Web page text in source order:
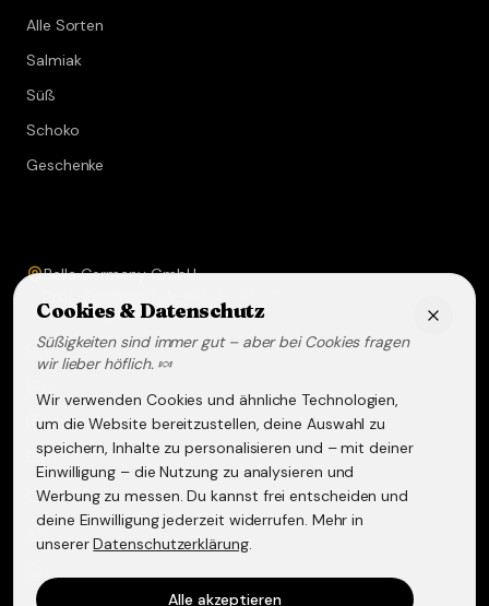
Alle Sorten
Salmiak
Süß
Schoko
Geschenke
Bella Germany GmbH
67583 Guntersblum
+49 (0) 6249 - 293158
@lakritzspezialitaeten
Versand & Lieferung
Widerruf & Rückgabe
Datenschutzerklärung
Cookies & Datenschutz
Süßigkeiten sind immer gut – aber bei Cookies fragen
wir lieber höflich. 🍬
Wir verwenden Cookies und ähnliche Technologien,
um die Website bereitzustellen, deine Auswahl zu
speichern, Inhalte zu personalisieren und – mit deiner
Einwilligung – die Nutzung zu analysieren und
Werbung zu messen. Du kannst frei entscheiden und
deine Einwilligung jederzeit widerrufen. Mehr in
unserer Datenschutzerklärung.
Alle akzeptieren